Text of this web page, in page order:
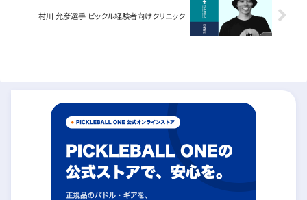
村川 允彦選手 ピックル経験者向けクリニック